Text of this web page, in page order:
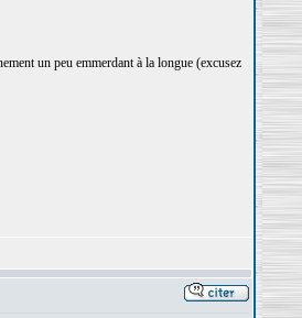
un peu emmerdant à la longue (excusez